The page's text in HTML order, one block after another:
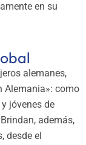
en su
alemanes,
Alemania»: como
jóvenes de
además,
desde el